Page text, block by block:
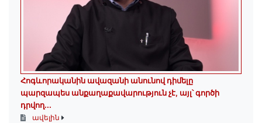
Հոգևորականին ավազանի անունով դիմելը
պարզապես անքաղաքավարություն չէ, այլ՝ գործի
դրվող...
ավելին